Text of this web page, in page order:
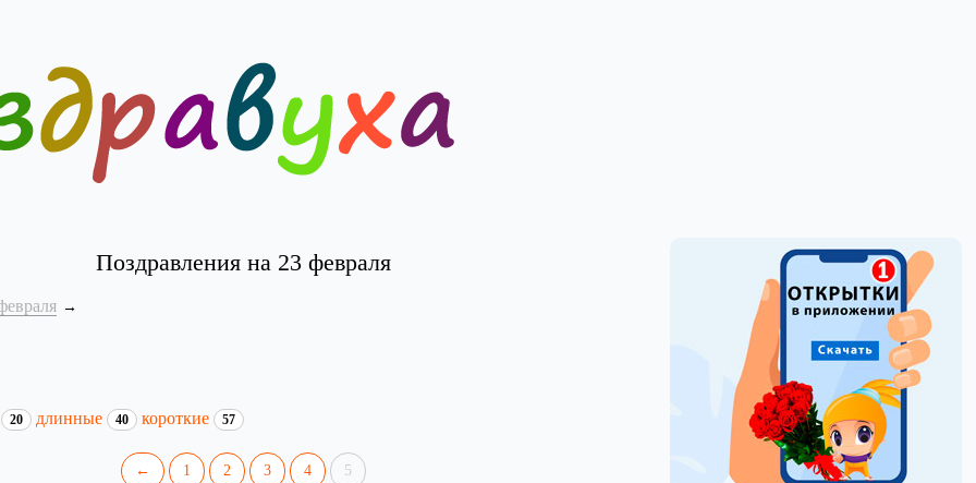
Поздравления на 23 февраля
20 длинные 40 короткие 57
← 1 2 3 4 5